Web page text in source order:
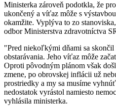
Ministerka zároveň podotkla, že
ukončený a víťaz môže s
okamžite. Vyplýva to zo
odbor Ministerstva zdravotníctva
"Pred niekoľkými dňami sa skončil
obstarávania. Jeho víťaz môže
Oproti pôvodným plánom však
zmene, po obrovskej inflácii už
prostriedky a my sa musíme
nedostatok vyrástol namiesto
vyhlásila ministerka.